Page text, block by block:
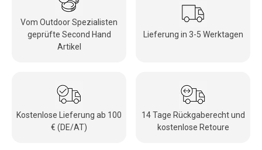
Vom Outdoor Spezialisten
geprüfte Second Hand
Artikel
Lieferung in 3-5 Werktagen
Kostenlose Lieferung ab 100
€ (DE/AT)
14 Tage Rückgaberecht und
kostenlose Retoure